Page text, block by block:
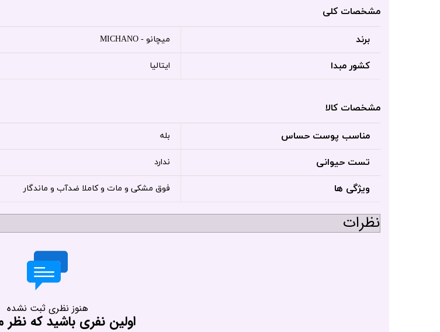
مشخصات کلی
برند میچانو - MICHANO
کشور مبدا ایتالیا
مشخصات کالا
مناسب پوست حساس بله
تست حیوانی ندارد
ویژگی ها فوق مشکی و مات و کاملا ضدآب و ماندگار
نظرات
هنوز نظری ثبت نشده
اولین نفری باشید که